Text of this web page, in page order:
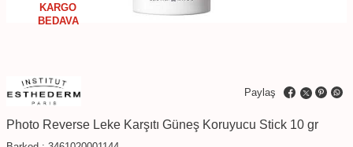
KARGO
BEDAVA
Paylaş
Photo Reverse Leke Karşıtı Güneş Koruyucu Stick 10 gr